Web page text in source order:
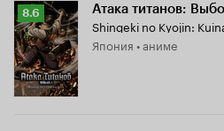
Рейтинг
Кинопоиска
8.6
8.6 Атака титанов:
Shingeki no Kyojin:
Япония • аниме